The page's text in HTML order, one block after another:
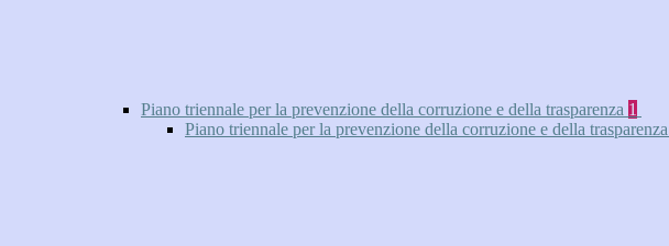
Piano triennale per la prevenzione della corruzione e della trasparenza 1
Piano triennale per la prevenzione della corruzione e della